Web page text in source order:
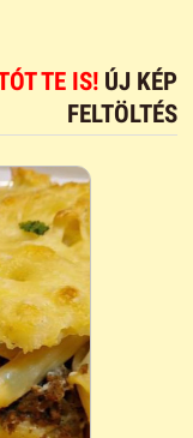
TE IS! ÚJ KÉP
FELTÖLTÉS